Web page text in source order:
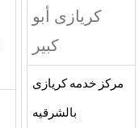
كريازى أبو
كبير
مركز خدمه كريازى
بالشرقيه